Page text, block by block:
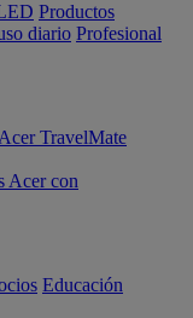
Productos
diario Profesional
Acer TravelMate
Acer con
Educación